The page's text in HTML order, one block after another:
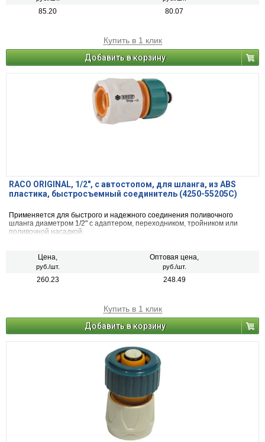
85.20 80.07
Купить в 1 клик
Добавить в корзину
RACO ORIGINAL, 1/2″, с автостопом, для шланга, из ABS
пластика, быстросъемный соединитель (4250-55205C)
Применяется для быстрого и надежного соединения поливочного
шланга диаметром 1/2" с адаптером, переходником, тройником или
поливочной насадкой.
Цена,
руб./шт.
Оптовая цена,
руб./шт.
260.23 248.49
Купить в 1 клик
Добавить в корзину